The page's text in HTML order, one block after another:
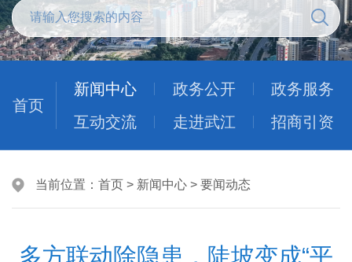
首页
新闻中心 政务公开
政务服务
互动交流
走进武江 招商引资
当前位置： 首页 > 新闻中心 > 要闻动态
多方联动除隐患，陡坡变成“平